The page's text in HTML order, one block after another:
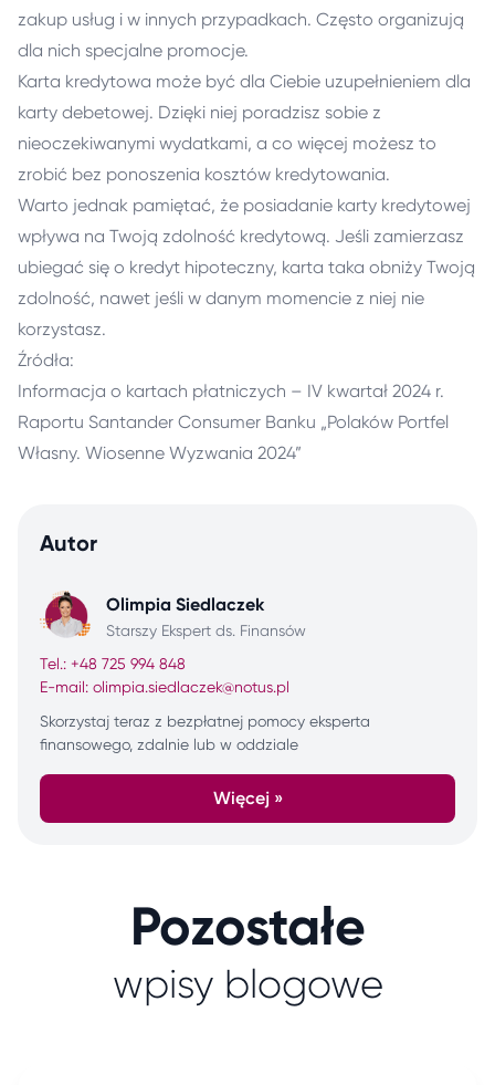
zakup usług i w innych przypadkach. Często organizują
dla nich specjalne promocje.
Karta kredytowa może być dla Ciebie uzupełnieniem dla
karty debetowej. Dzięki niej poradzisz sobie z
nieoczekiwanymi wydatkami, a co więcej możesz to
zrobić bez ponoszenia kosztów kredytowania.
Warto jednak pamiętać, że posiadanie karty kredytowej
wpływa na Twoją zdolność kredytową. Jeśli zamierzasz
ubiegać się o kredyt hipoteczny, karta taka obniży Twoją
zdolność, nawet jeśli w danym momencie z niej nie
korzystasz.
Źródła:
Informacja o kartach płatniczych – IV kwartał 2024 r.
Raportu Santander Consumer Banku „Polaków Portfel
Własny. Wiosenne Wyzwania 2024”
Autor
Olimpia Siedlaczek
Starszy Ekspert ds. Finansów
Tel.: +48 725 994 848
E-mail: olimpia.siedlaczek@notus.pl
Skorzystaj teraz z bezpłatnej pomocy eksperta
finansowego, zdalnie lub w oddziale
Więcej »
Pozostałe
wpisy blogowe